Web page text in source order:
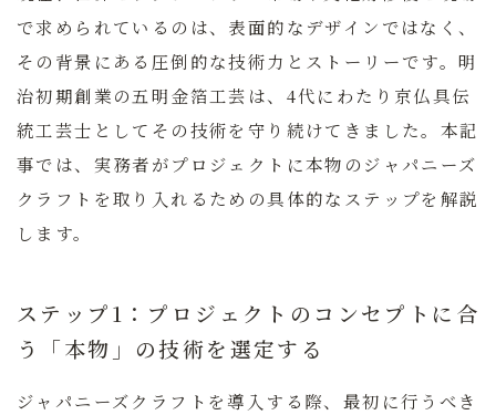
で求められているのは、表面的なデザインではなく、
その背景にある圧倒的な技術力とストーリーです。明
治初期創業の五明金箔工芸 は、4代にわたり京仏具伝
統工芸士としてその技術を守り続けてきました。本記
事では、実務者がプロジェクトに本物のジャパニーズ
クラフトを取り入れるための具体的なステップを解説
します。
ステップ1：プロジェクトのコンセプトに合
う「本物」の技術を選定する
ジャパニーズクラフトを導入する際、最初に行うべき